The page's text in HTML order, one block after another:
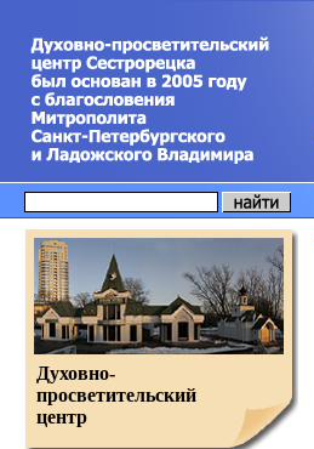
Духовно-
просветительский
центр